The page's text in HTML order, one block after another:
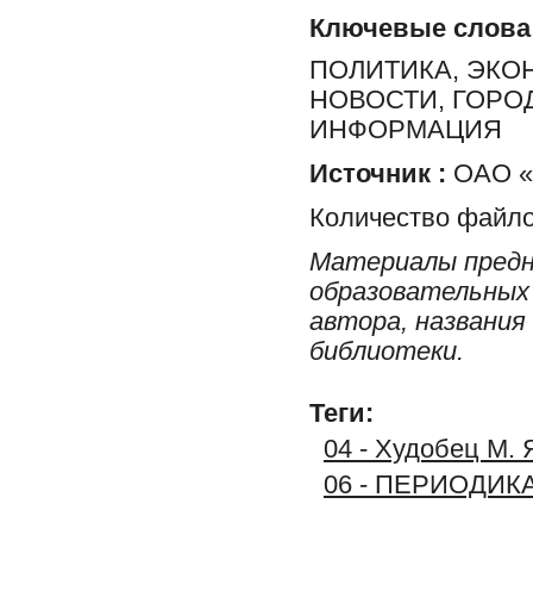
Ключевые слова
ПОЛИТИКА,
НОВОСТИ,
ИНФОРМАЦИЯ
Источник : ОАО
Количество
Материалы
автора,
библиотеки.
Теги:
04 - Худобец М.
06 -